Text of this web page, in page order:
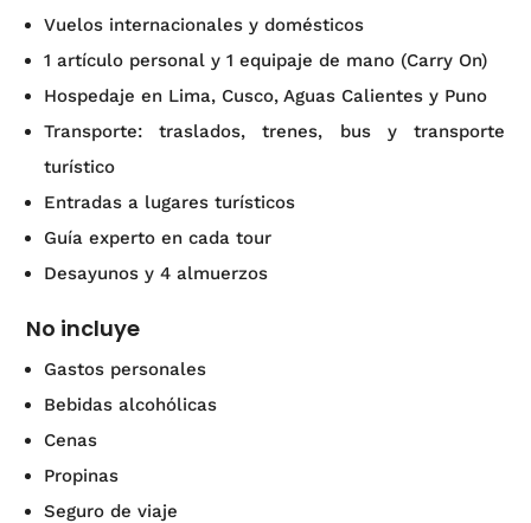
Vuelos internacionales y domésticos
1 artículo personal y 1 equipaje de mano (Carry On)
Hospedaje en Lima, Cusco, Aguas Calientes y Puno
Transporte: traslados, trenes, bus y transporte
turístico
Entradas a lugares turísticos
Guía experto en cada tour
Desayunos y 4 almuerzos
No incluye
Gastos personales
Bebidas alcohólicas
Cenas
Propinas
Seguro de viaje